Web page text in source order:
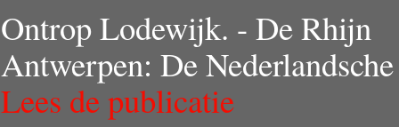
Ontrop Lodewijk. - De Rhijn
Antwerpen: De
Lees de publicatie